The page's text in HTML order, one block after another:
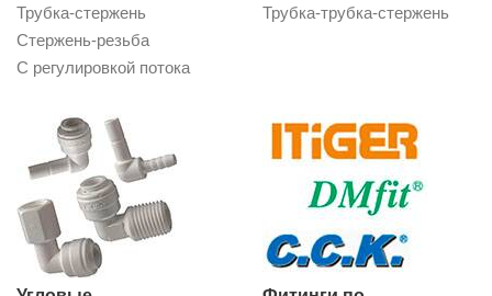
Трубка-стержень
Стержень-резьба
С регулировкой потока
Трубка-трубка-стержень